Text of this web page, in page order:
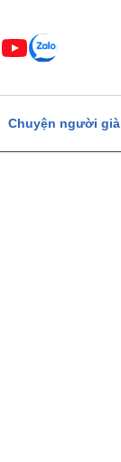
Chuyện người già